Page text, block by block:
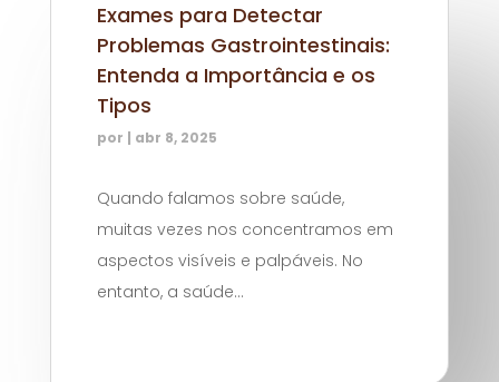
Exames para Detectar
Problemas Gastrointestinais:
Entenda a Importância e os
Tipos
por | abr 8, 2025
Quando falamos sobre saúde,
muitas vezes nos concentramos em
aspectos visíveis e palpáveis. No
entanto, a saúde...